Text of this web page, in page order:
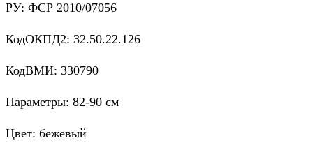
РУ: ФСР 2010/07056
КодОКПД2: 32.50.22.126
КодВМИ: 330790
Параметры: 82-90 см
Цвет: бежевый